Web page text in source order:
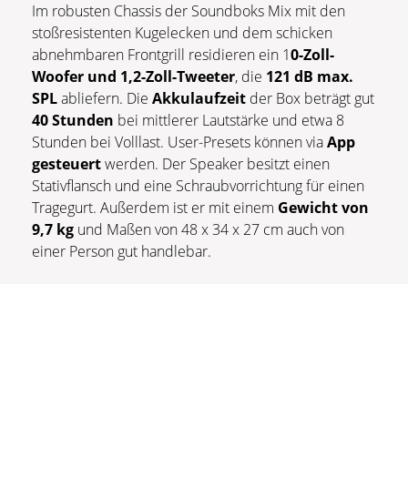
Im robusten Chassis der Soundboks Mix mit den
stoßresistenten Kugelecken und dem schicken
abnehmbaren Frontgrill residieren ein 10-Zoll-
Woofer und 1,2-Zoll-Tweeter, die 121 dB max.
SPLabliefern. Die Akkulaufzeit der Box beträgt gut
40 Stunden bei mittlerer Lautstärke und etwa 8
Stunden bei Volllast. User-Presets können viaApp
gesteuertwerden. Der Speaker besitzt einen
Stativflansch und eine Schraubvorrichtung für einen
Tragegurt. Außerdem ist er mit einem Gewicht von
9,7 kg und Maßen von 48 x 34 x 27 cm auch von
einer Person gut handlebar.